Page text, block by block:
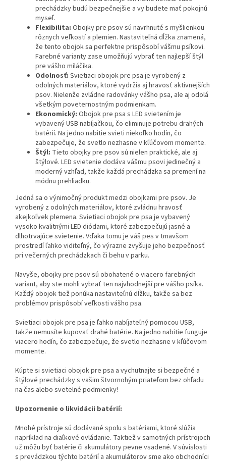
prechádzky budú bezpečnejšie a vy budete mať pokojnú
myseľ.
Flexibilita: Obojky pre psov sú navrhnuté s myšlienkou
rôznych veľkostí a plemien. Nastaviteľná dĺžka znamená,
že tento obojok sa perfektne prispôsobí vášmu psíkovi.
Farebné varianty zase umožňujú vybrať ten najlepší štýl
pre vášho miláčika.
Odolnosť: Svietiaci obojok pre psa je vyrobený z
odolných materiálov, ktoré vydržia aj hravosť aktívnejších
psov. Nielenže zvládne radovánky vášho psa, ale aj odolá
všetkým poveternostným podmienkam.
Ekonomický: Obojok pre psa s LED svietením je
vybavený USB nabíjačkou, čo eliminuje potrebu drahých
batérií. Na jedno nabitie svieti niekoľko hodín, čo
zabezpečuje, že svetlo nezhasne v kľúčovom momente.
Štýl: Tieto obojky pre psov sú nielen praktické, ale aj
štýlové. LED svietenie dodáva vášmu psovi jedinečný a
moderný vzhľad, takže každá prechádzka sa premení na
módnu prehliadku.
Jedná sa o výnimočný produkt medzi obojkami pre psov. Je
vyrobený z odolných materiálov, ktoré zvládnu hravosť
akejkoľvek plemena. Svietiaci obojok pre psa je vybavený
vysoko kvalitnými LED diódami, ktoré zabezpečujú jasné a
dlhotrvajúce svietenie. Vďaka tomu je váš pes v tmavšom
prostredí ľahko viditeľný, čo výrazne zvyšuje jeho bezpečnosť
pri večerných prechádzkach či behu v parku.
Navyše, obojky pre psov sú obohatené o viacero farebných
variant, aby ste mohli vybrať ten najvhodnejší pre vášho psíka.
Každý obojok tiež ponúka nastaviteľnú dĺžku, takže sa bez
problémov prispôsobí veľkosti vášho psa.
Svietiaci obojok pre psa je ľahko nabíjateľný pomocou USB,
takže nemusíte kupovať drahé batérie. Na jedno nabitie funguje
viacero hodín, čo zabezpečuje, že svetlo nezhasne v kľúčovom
momente.
Kúpte si svietiaci obojok pre psa a vychutnajte si bezpečné a
štýlové prechádzky s vašim štvornohým priateľom bez ohľadu
na čas alebo svetelné podmienky!
Upozornenie o likvidácii batérií:
Mnohé prístroje sú dodávané spolu s batériami, ktoré slúžia
napríklad na diaľkové ovládanie. Taktiež v samotných prístrojoch
už môžu byť batérie či akumulátory pevne vsadené. V súvislosti
s prevádzkou týchto batérií a akumulátorov sme ako obchodníci